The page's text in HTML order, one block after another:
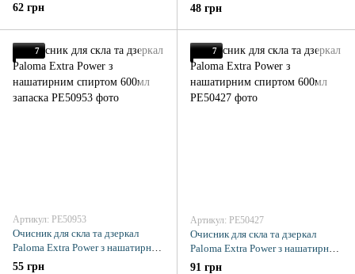
62 грн
48 грн
7
Артикул: PE50953
Очисник для скла та дзеркал
Paloma Extra Power з нашатирним
спиртом 600мл запаска
55 грн
7
Артикул: PE50427
Очисник для скла та дзеркал
Paloma Extra Power з нашатирним
спиртом 600мл
91 грн